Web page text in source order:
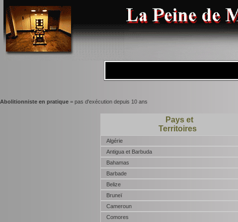
Abolitionniste en pratique = pas d'exécution depuis 10 ans
Pays et
Territoires
Algérie
Antigua et Barbuda
Bahamas
Barbade
Belize
Bruneï
Cameroun
Comores